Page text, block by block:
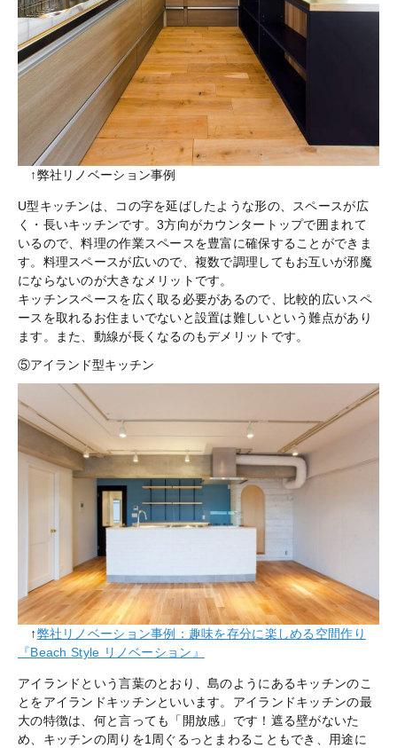
↑弊社リノベーション事例
U型キッチンは、コの字を延ばしたような形の、スペースが広
く・長いキッチンです。3方向がカウンタートップで囲まれて
いるので、料理の作業スペースを豊富に確保することができま
す。料理スペースが広いので、複数で調理してもお互いが邪魔
にならないのが大きなメリットです。
キッチンスペースを広く取る必要があるので、比較的広いスペ
ースを取れるお住まいでないと設置は難しいという難点があり
ます。また、動線が長くなるのもデメリットです。
⑤アイランド型キッチン
↑弊社リノベーション事例：趣味を存分に楽しめる空間作り
『Beach Style リノベーション』
アイランドという言葉のとおり、島のようにあるキッチンのこ
とをアイランドキッチンといいます。アイランドキッチンの最
大の特徴は、何と言っても「開放感」です！遮る壁がないた
め、キッチンの周りを1周ぐるっとまわることもでき、用途に